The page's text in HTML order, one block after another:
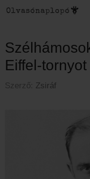
Eiffel-tornyot
Szerző: Zsiráf